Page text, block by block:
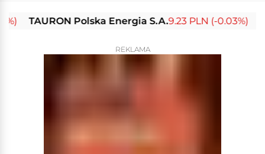
TAURON Polska Energia S.A.9.23 PLN (-0.03%) Enea
REKLAMA